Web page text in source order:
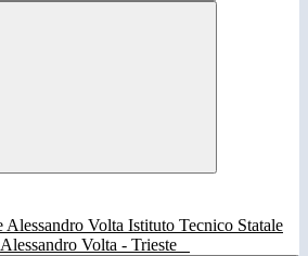
Istituto Tecnico Statale
Alessandro Volta - Trieste